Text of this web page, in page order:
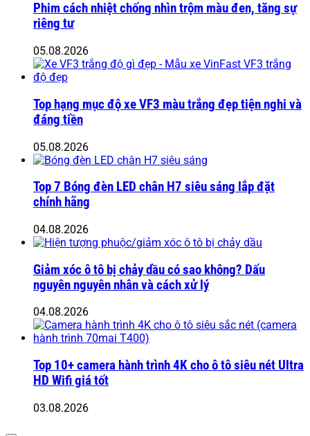
Phim cách nhiệt chống nhìn trộm màu đen, tăng sự
riêng tư
05.08.2026
Top hạng mục độ xe VF3 màu trắng đẹp tiện nghi và
đáng tiền
05.08.2026
Top 7 Bóng đèn LED chân H7 siêu sáng lắp đặt
chính hãng
04.08.2026
Giảm xóc ô tô bị chảy dầu có sao không? Dấu
nguyên nguyên nhân và cách xử lý
04.08.2026
Top 10+ camera hành trình 4K cho ô tô siêu nét Ultra
HD Wifi giá tốt
03.08.2026